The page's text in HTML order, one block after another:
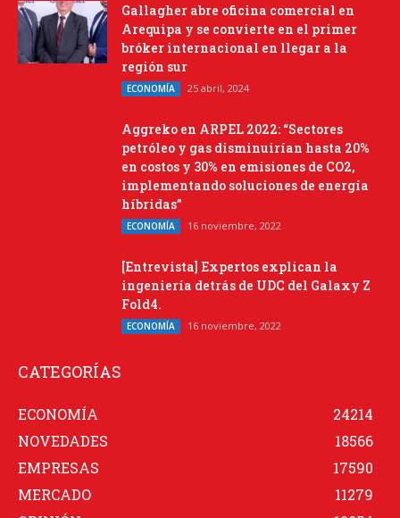
Gallagher abre oficina comercial en
Arequipa y se convierte en el primer
bróker internacional en llegar a la
región sur
ECONOMÍA 25 abril, 2024
Aggreko en ARPEL 2022: “Sectores
petróleo y gas disminuirían hasta 20%
en costos y 30% en emisiones de CO2,
implementando soluciones de energía
híbridas”
ECONOMÍA 16 noviembre, 2022
[Entrevista] Expertos explican la
ingeniería detrás de UDC del Galaxy Z
Fold4.
ECONOMÍA 16 noviembre, 2022
CATEGORÍAS
ECONOMÍA
24214
NOVEDADES
18566
EMPRESAS
17590
MERCADO
11279